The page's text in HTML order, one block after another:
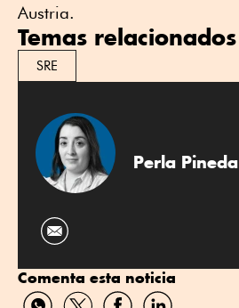
Austria.
Temas relacionados
SRE
Perla Pineda
Comenta esta noticia